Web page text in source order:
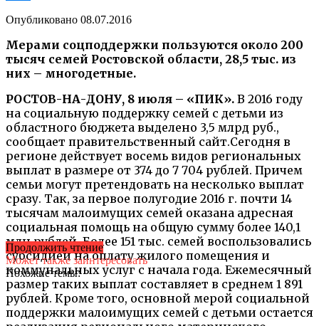
Опубликовано 08.07.2016
Мерами соцподдержки пользуются около 200
тысяч семей Ростовской области, 28,5 тыс. из
них – многодетные.
РОСТОВ-НА-ДОНУ, 8 июля – «ПИК». В 2016 году
на социальную поддержку семей с детьми из
областного бюджета выделено 3,5 млрд руб.,
сообщает правительственный сайт.Сегодня в
регионе действует восемь видов региональных
выплат в размере от 374 до 7 704 рублей. Причем
семьи могут претендовать на несколько выплат
сразу. Так, за первое полугодие 2016 г. почти 14
тысячам малоимущих семей оказана адресная
социальная помощь на общую сумму более 140,1
млн рублей. Более 151 тыс. семей воспользовались
субсидией на оплату жилого помещения и
коммунальных услуг с начала года. Ежемесячный
размер таких выплат составляет в среднем 1 891
рублей. Кроме того, основной мерой социальной
поддержки малоимущих семей с детьми остается
Продолжить чтение
Может также заинтересовать
Похожие темы: